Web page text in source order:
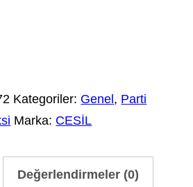
Kategoriler: Genel, Parti
Marka: CESİL
Değerlendirmeler (0)